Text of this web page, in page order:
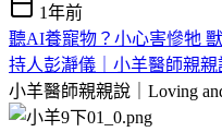
1年前
聽AI養寵物？小心害慘牠
持人彭瀞儀｜小羊醫師親親
小羊醫師親親說｜Loving